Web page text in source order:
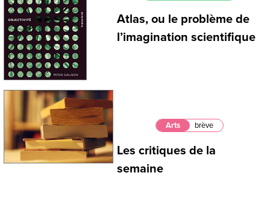
Atlas, ou le problème de
l’imagination scientifique
Arts brève
Les critiques de la
semaine